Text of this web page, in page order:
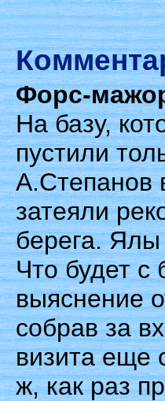
Форс-
На базу,
пустили
А.Степанов
затеяли
берега.
Что будет с
выяснение
собрав за
визита еще
ж, как раз